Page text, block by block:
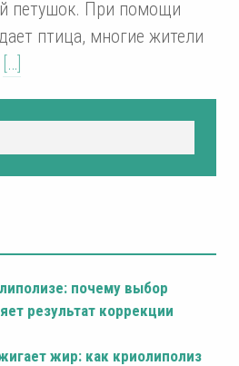
петушок. При помощи
птица, многие жители
[…]
почему выбор
результат коррекции
жир: как криолиполиз